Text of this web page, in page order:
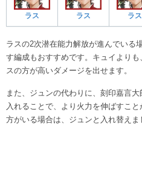
ラス ラス ラス
ラスの2次潜在能力解放が進んでいる
す編成もおすすめです。キュイより
スの方が高いダメージを出せます。
また、ジュンの代わりに、刻印嘉言
入れることで、より火力を伸ばすこ
方がいる場合は、ジュンと入れ替えま